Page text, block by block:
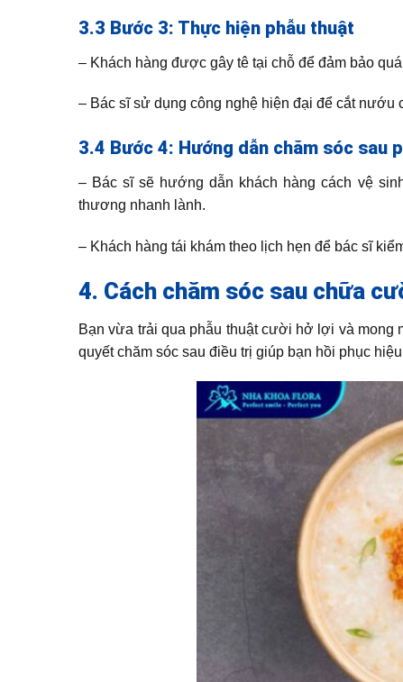
3.3 Bước 3: Thực hiện phẫu thuật
– Khách hàng được gây tê tại chỗ để đảm bảo
– Bác sĩ sử dụng công nghệ hiện đại để cắt nướu
3.4 Bước 4: Hướng dẫn chăm sóc sau
– Bác sĩ sẽ hướng dẫn khách hàng cách vệ
thương nhanh lành.
– Khách hàng tái khám theo lịch hẹn để bác sĩ
4. Cách chăm sóc sau chữa
Bạn vừa trải qua phẫu thuật cười hở lợi và
quyết chăm sóc sau điều trị giúp bạn hồi phục